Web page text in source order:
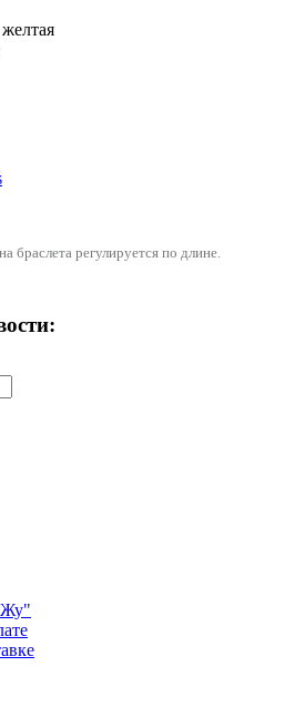
браслета регулируется по длине.